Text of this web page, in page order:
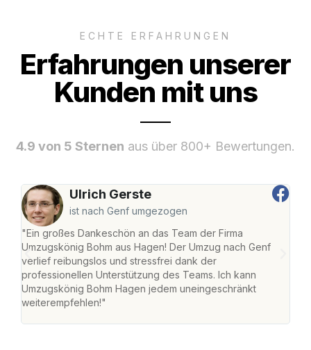
ECHTE ERFAHRUNGEN
Erfahrungen unserer
Kunden mit uns
4.9 von 5 Sternen aus über 800+ Bewertungen.
Ulrich Gerste
ist nach Genf umgezogen
"Ein großes Dankeschön an das Team der Firma
Umzugskönig Bohm aus Hagen! Der Umzug nach Genf
verlief reibungslos und stressfrei dank der
professionellen Unterstützung des Teams. Ich kann
Umzugskönig Bohm Hagen jedem uneingeschränkt
weiterempfehlen!"